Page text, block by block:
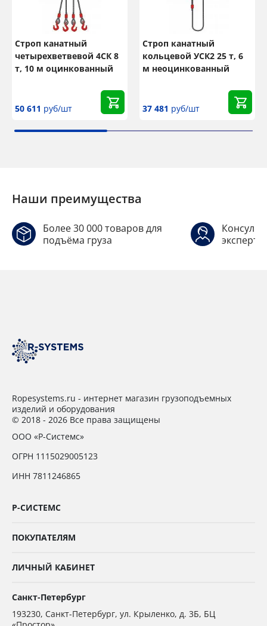
Строп канатный
четырехветвевой 4СК 8
т, 10 м оцинкованный
50 611 руб/шт
Строп канатный
кольцевой УСК2 25 т, 6
м неоцинкованный
37 481 руб/шт
Наши преимущества
Более 30 000 товаров для
подъёма груза
Ropesystems.ru - интернет магазин грузоподъемных
изделий и оборудования
© 2018 - 2026 Все права защищены
ООО «Р-Системс»
ОГРН 1115029005123
ИНН 7811246865
Р-СИСТЕМС
ПОКУПАТЕЛЯМ
ЛИЧНЫЙ КАБИНЕТ
Санкт-Петербург
193230, Санкт-Петербург, ул. Крыленко, д. 3Б, БЦ